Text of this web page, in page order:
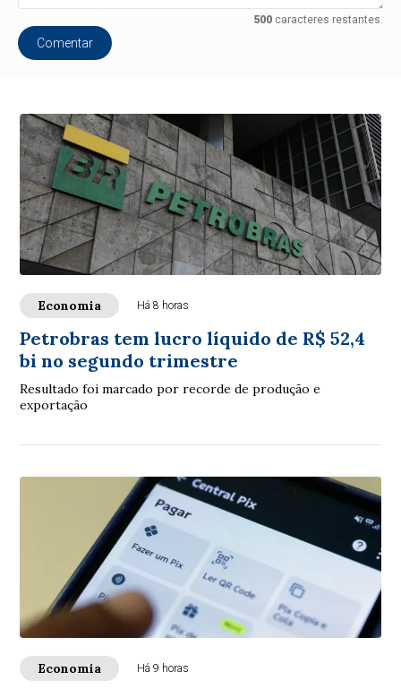
500caracteres restantes.
Comentar
Economia Há 8 horas
Petrobras tem lucro líquido de R$ 52,4
bi no segundo trimestre
Resultado foi marcado por recorde de produção e
exportação
Economia Há 9 horas